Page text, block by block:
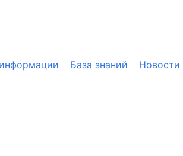
База знаний Новости